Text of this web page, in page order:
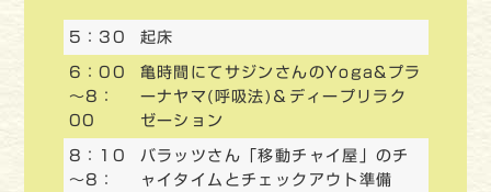
5：30 起床
6：00
～8：
00
亀時間にてサジンさんのYoga&プラ
ーナヤマ(呼吸法)＆ディープリラク
ゼーション
8：10
～8：
バラッツさん「移動チャイ屋」のチ
ャイタイムとチェックアウト準備